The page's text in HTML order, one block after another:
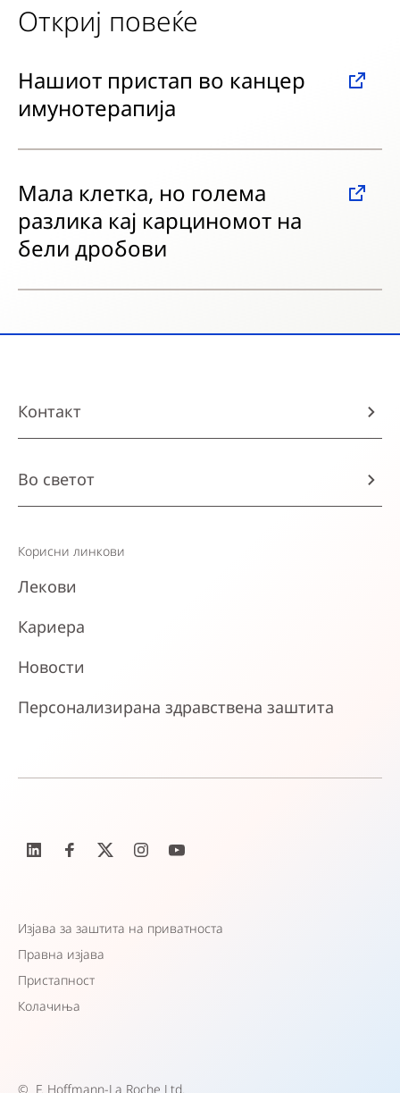
Откриј повеќе
Нашиот пристап во канцер
имунотерапија
Мала клетка, но голема
разлика кај карциномот на
бели дробови
Контакт
Во светот
Корисни линкови
Лекови
Кариера
Новости
Персонализирана здравствена заштита
Изјава за заштита на приватноста
Правна изјава
Пристапност
Колачиња
© F. Hoffmann-La Roche Ltd.